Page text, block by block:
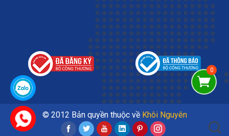
© 2012 Bản quyền thuộc về Khôi Nguyên